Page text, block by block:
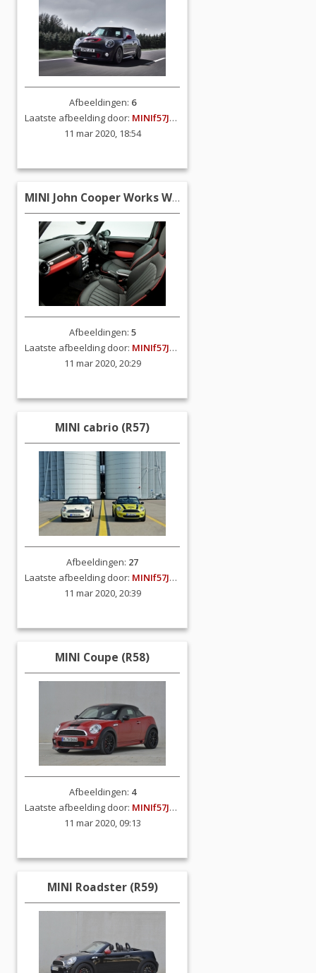
Afbeeldingen: 6
Laatste afbeelding door: MINIf57JCW
11 mar 2020, 18:54
MINI John Cooper Works World Championship 50 (R56)
Afbeeldingen: 5
Laatste afbeelding door: MINIf57JCW
11 mar 2020, 20:29
MINI cabrio (R57)
Afbeeldingen: 27
Laatste afbeelding door: MINIf57JCW
11 mar 2020, 20:39
MINI Coupe (R58)
Afbeeldingen: 4
Laatste afbeelding door: MINIf57JCW
11 mar 2020, 09:13
MINI Roadster (R59)